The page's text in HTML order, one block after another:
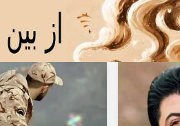
مداحیتماس با ما